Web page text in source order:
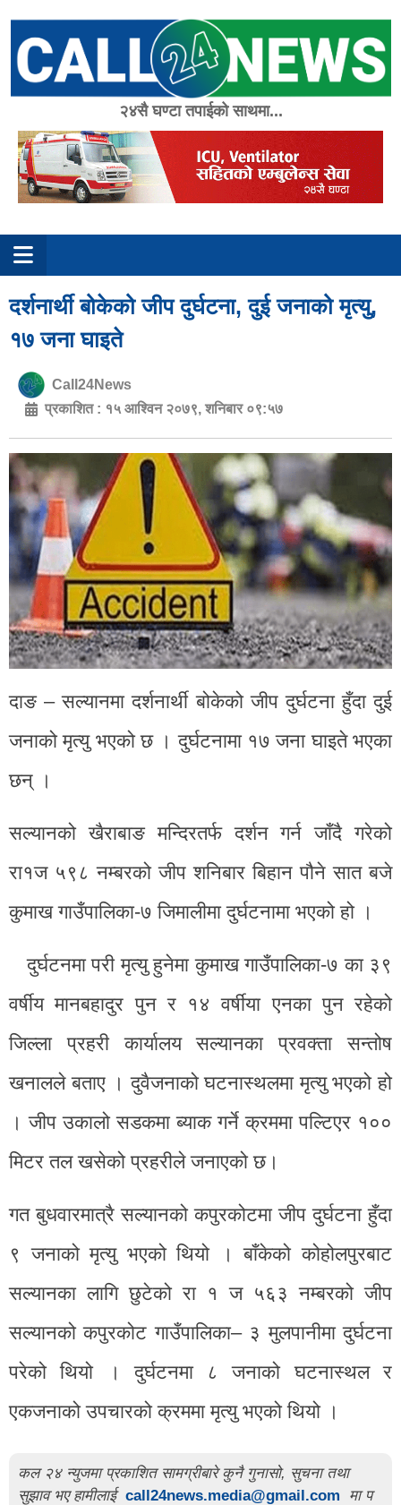
content
२४सै घण्टा तपाईको साथमा...
दर्शनार्थी बोकेको जीप दुर्घटना, दुई जनाको मृत्यु,
१७ जना घाइते
Call24News
प्रकाशित : १५ आश्विन २०७९, शनिबार ०९:५७
दाङ – सल्यानमा दर्शनार्थी बोकेको जीप दुर्घटना हुँदा दुई
जनाको मृत्यु भएको छ । दुर्घटनामा १७ जना घाइते भएका
छन् ।
सल्यानको खैराबाङ मन्दिरतर्फ दर्शन गर्न जाँदै गरेको
रा१ज ५९८ नम्बरको जीप शनिबार बिहान पौने सात बजे
कुमाख गाउँपालिका-७ जिमालीमा दुर्घटनामा भएको हो ।
दुर्घटनमा परी मृत्यु हुनेमा कुमाख गाउँपालिका-७ का ३९
वर्षीय मानबहादुर पुन र १४ वर्षीया एनका पुन रहेको
जिल्ला प्रहरी कार्यालय सल्यानका प्रवक्ता सन्तोष
खनालले बताए । दुवैजनाको घटनास्थलमा मृत्यु भएको हो
। जीप उकालो सडकमा ब्याक गर्ने क्रममा पल्टिएर १००
मिटर तल खसेको प्रहरीले जनाएको छ।
गत बुधवारमात्रै सल्यानको कपुरकोटमा जीप दुर्घटना हुँदा
९ जनाको मृत्यु भएको थियो । बाँकेको कोहोलपुरबाट
सल्यानका लागि छुटेको रा १ ज ५६३ नम्बरको जीप
सल्यानको कपुरकोट गाउँपालिका– ३ मुलपानीमा दुर्घटना
परेको थियो । दुर्घटनमा ८ जनाको घटनास्थल र
एकजनाको उपचारको क्रममा मृत्यु भएको थियो ।
कल २४ न्युजमा प्रकाशित सामग्रीबारे कुनै गुनासो, सुचना तथा
सुझाव भए हामीलाई call24news.media@gmail.com
मा प